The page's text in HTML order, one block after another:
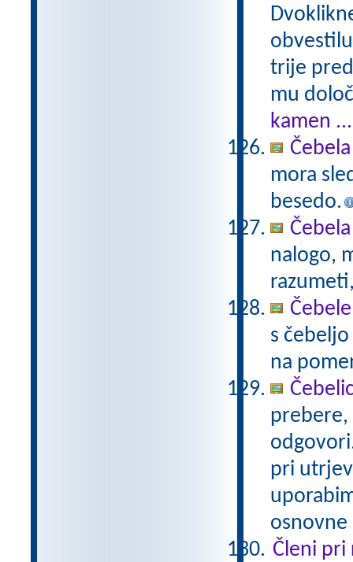
trije
mu
kamen ...
mora
besedo.
nalogo,
Čebele
s
na
prebere,
pri
osnovne
Členi pri